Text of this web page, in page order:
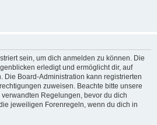
sein, um dich anmelden zu können. Die
erledigt und ermöglicht dir, auf
Die Board-Administration kann registrierten
zuweisen. Beachte bitte unsere
Regelungen, bevor du dich
jeweiligen Forenregeln, wenn du dich in